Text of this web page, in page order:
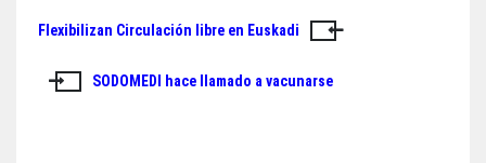
pp
Navegación
de
Flexibilizan Circulación libre en Euskadi
SODOMEDI hace llamado a vacunarse